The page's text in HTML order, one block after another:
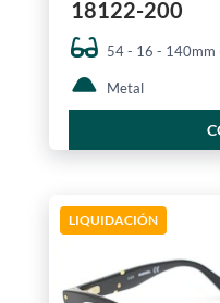
18122-200
54 - 16 - 140mm
Metal
LIQUIDACIÓN